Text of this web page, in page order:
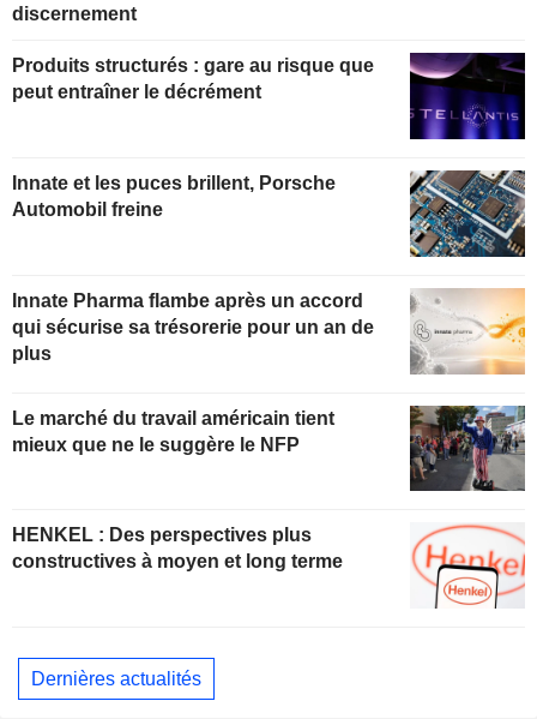
discernement
Produits structurés : gare au risque que
peut entraîner le décrément
Innate et les puces brillent, Porsche
Automobil freine
Innate Pharma flambe après un accord
qui sécurise sa trésorerie pour un an de
plus
Le marché du travail américain tient
mieux que ne le suggère le NFP
HENKEL : Des perspectives plus
constructives à moyen et long terme
Dernières actualités